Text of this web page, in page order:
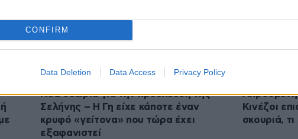
CONFIRM
Data Deletion Data Access Privacy Policy
Νέα θεωρία για την προέλευση της
Σελήνης – Η Γη είχε κάποτε έναν
κρυφό «γείτονα» που τώρα έχει
εξαφανιστεί
Κινέζοι
σκουριά,